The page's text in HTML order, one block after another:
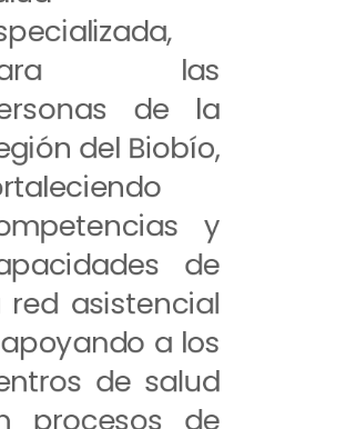
las
de la
del Biobío,
y
de
red asistencial
a los
de salud
procesos de